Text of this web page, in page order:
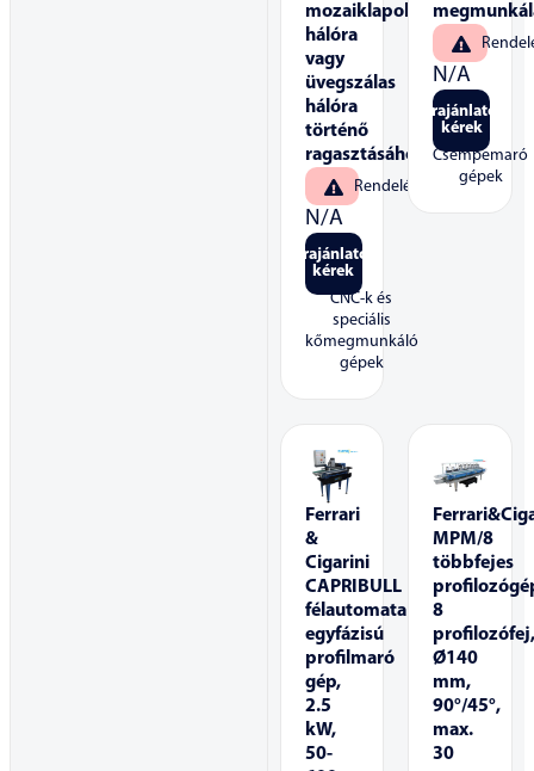
mozaiklapok
hálóra
vagy
üvegszálas
hálóra
történő
ragasztásához
Rendelésre
N/A
Árajánlatot
kérek
CNC-k és
speciális
kőmegmunkáló
gépek
N/A
Árajánlatot
kérek
Csempemaró
gépek
Ferrari
&
Cigarini
CAPRIBULL
félautomata
egyfázisú
profilmaró
gép,
2.5
kW,
50-
MPM/8
többfejes
8
Ø140
mm,
90°/45°,
max.
30